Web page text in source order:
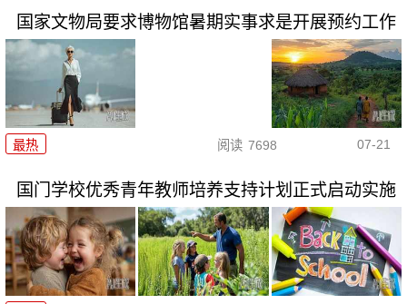
国家文物局要求博物馆暑期实事求是开展预约工作
最热 阅读 7698 07-21
国门学校优秀青年教师培养支持计划正式启动实施